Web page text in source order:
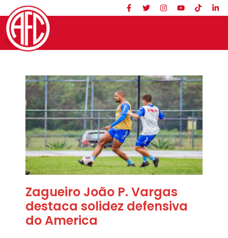
Zagueiro João P. Vargas
destaca solidez defensiva
do America